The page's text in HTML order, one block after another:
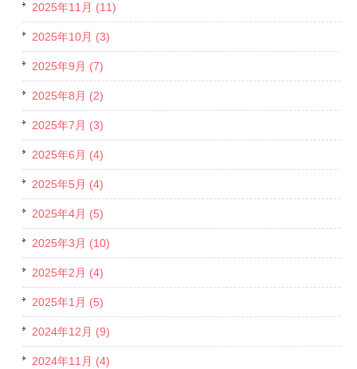
2025年11月 (11)
2025年10月 (3)
2025年9月 (7)
2025年8月 (2)
2025年7月 (3)
2025年6月 (4)
2025年5月 (4)
2025年4月 (5)
2025年3月 (10)
2025年2月 (4)
2025年1月 (5)
2024年12月 (9)
2024年11月 (4)